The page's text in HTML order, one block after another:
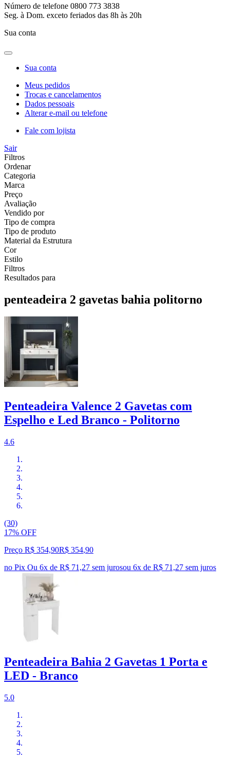
Número de telefone 0800 773 3838
Seg. à Dom. exceto feriados das 8h às 20h
Sua conta
Sua conta
Meus pedidos
Trocas e cancelamentos
Dados pessoais
Alterar e-mail ou telefone
Fale com lojista
Sair
Filtros
Ordenar
Categoria
Marca
Preço
Avaliação
Vendido por
Tipo de compra
Tipo de produto
Material da Estrutura
Cor
Estilo
Filtros
Resultados para
penteadeira 2 gavetas bahia politorno
Penteadeira Valence 2 Gavetas com
Espelho e Led Branco - Politorno
4.6
(30)
17% OFF
Preço R$ 354,90R$ 354,90
no Pix Ou 6x de R$ 71,27 sem jurosou 6x de R$ 71,27 sem juros
Penteadeira Bahia 2 Gavetas 1 Porta e
LED - Branco
5.0